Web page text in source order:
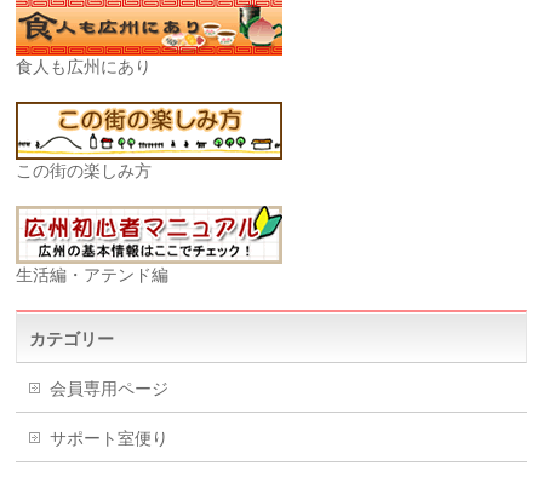
食人も広州にあり
この街の楽しみ方
生活編・アテンド編
カテゴリー
会員専用ページ
サポート室便り